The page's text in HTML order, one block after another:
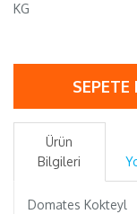
KG
SEPETE
Ürün
Bilgileri
Domates Kokteyl